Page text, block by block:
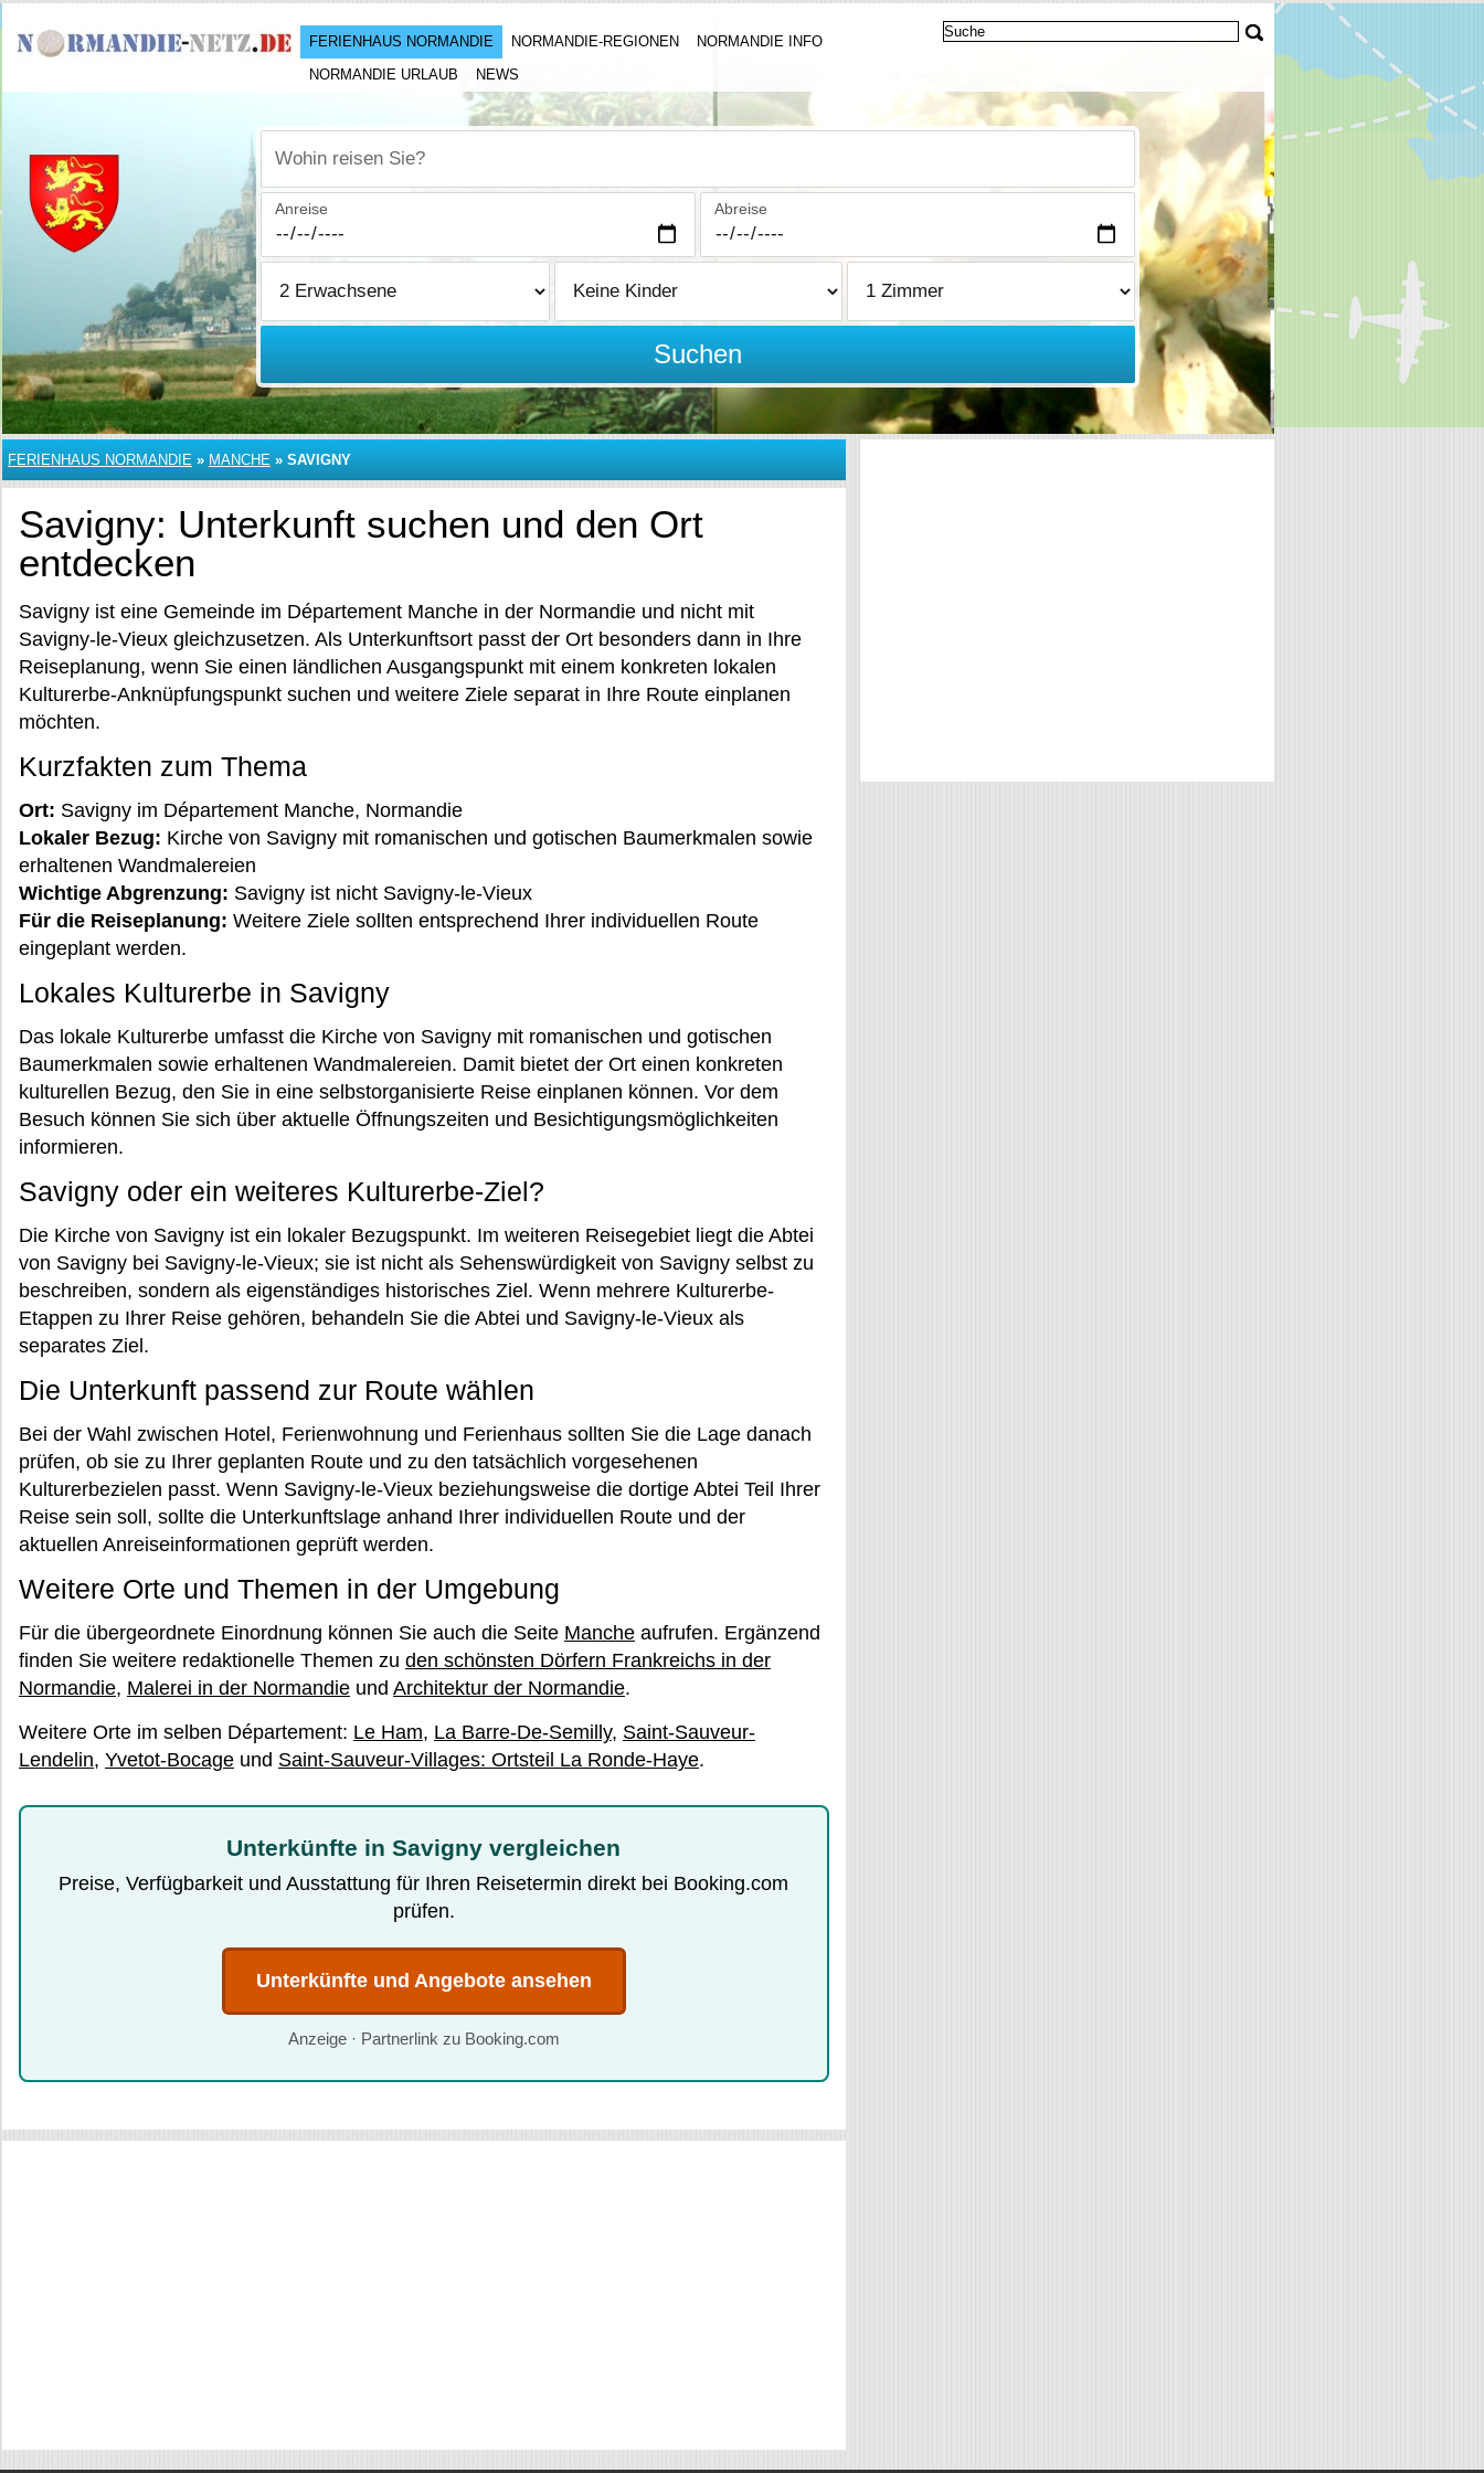
FERIENHAUS NORMANDIE NORMANDIE-REGIONEN
NORMANDIE INFO
NORMANDIE URLAUB
NEWS
Wohin reisen Sie?
Anreise Abreise
Suchen
FERIENHAUS NORMANDIE » MANCHE » SAVIGNY
Savigny: Unterkunft suchen und den Ort
entdecken
Savigny ist eine Gemeinde im Département Manche in der Normandie und nicht mit
Savigny-le-Vieux gleichzusetzen. Als Unterkunftsort passt der Ort besonders dann in Ihre
Reiseplanung, wenn Sie einen ländlichen Ausgangspunkt mit einem konkreten lokalen
Kulturerbe-Anknüpfungspunkt suchen und weitere Ziele separat in Ihre Route einplanen
möchten.
Kurzfakten zum Thema
Ort: Savigny im Département Manche, Normandie
Lokaler Bezug: Kirche von Savigny mit romanischen und gotischen Baumerkmalen sowie
erhaltenen Wandmalereien
Wichtige Abgrenzung: Savigny ist nicht Savigny-le-Vieux
Für die Reiseplanung: Weitere Ziele sollten entsprechend Ihrer individuellen Route
eingeplant werden.
Lokales Kulturerbe in Savigny
Das lokale Kulturerbe umfasst die Kirche von Savigny mit romanischen und gotischen
Baumerkmalen sowie erhaltenen Wandmalereien. Damit bietet der Ort einen konkreten
kulturellen Bezug, den Sie in eine selbstorganisierte Reise einplanen können. Vor dem
Besuch können Sie sich über aktuelle Öffnungszeiten und Besichtigungsmöglichkeiten
informieren.
Savigny oder ein weiteres Kulturerbe-Ziel?
Die Kirche von Savigny ist ein lokaler Bezugspunkt. Im weiteren Reisegebiet liegt die Abtei
von Savigny bei Savigny-le-Vieux; sie ist nicht als Sehenswürdigkeit von Savigny selbst zu
beschreiben, sondern als eigenständiges historisches Ziel. Wenn mehrere Kulturerbe-
Etappen zu Ihrer Reise gehören, behandeln Sie die Abtei und Savigny-le-Vieux als
separates Ziel.
Die Unterkunft passend zur Route wählen
Bei der Wahl zwischen Hotel, Ferienwohnung und Ferienhaus sollten Sie die Lage danach
prüfen, ob sie zu Ihrer geplanten Route und zu den tatsächlich vorgesehenen
Kulturerbezielen passt. Wenn Savigny-le-Vieux beziehungsweise die dortige Abtei Teil Ihrer
Reise sein soll, sollte die Unterkunftslage anhand Ihrer individuellen Route und der
aktuellen Anreiseinformationen geprüft werden.
Weitere Orte und Themen in der Umgebung
Für die übergeordnete Einordnung können Sie auch die Seite Manche aufrufen. Ergänzend
finden Sie weitere redaktionelle Themen zu den schönsten Dörfern Frankreichs in der
Normandie, Malerei in der Normandie und Architektur der Normandie.
Weitere Orte im selben Département: Le Ham, La Barre-De-Semilly, Saint-Sauveur-
Lendelin, Yvetot-Bocage und Saint-Sauveur-Villages: Ortsteil La Ronde-Haye.
Unterkünfte in Savigny vergleichen
Preise, Verfügbarkeit und Ausstattung für Ihren Reisetermin direkt bei Booking.com
prüfen.
Unterkünfte und Angebote ansehen
Anzeige · Partnerlink zu Booking.com